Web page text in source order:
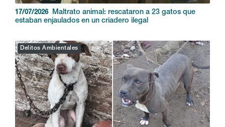
17/07/2026
Maltrato animal: rescataron a 23 gatos que
estaban enjaulados en un criadero ilegal
Delitos Ambientales